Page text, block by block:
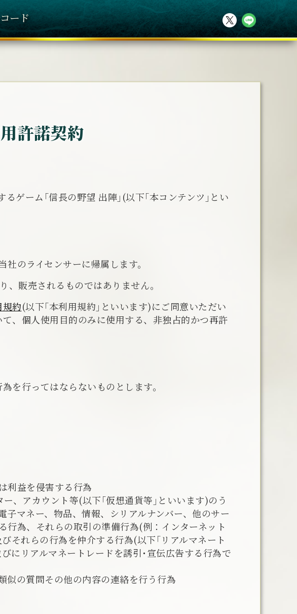
ード
許諾契約
ゲーム｢信長の野望 出陣｣(以下｢本コンテンツ｣とい
のライセンサーに帰属します。
販売されるものではありません。
約(以下｢本利用規約｣といいます)にご同意いただい
、個人使用目的のみに使用する、非独占的かつ再許
を行ってはならないものとします。
利益を侵害する行為
、アカウント等(以下｢仮想通貨等｣といいます)のう
マネー、物品、情報、シリアルナンバー、他のサー
為、それらの取引の準備行為(例：インターネット
それらの行為を仲介する行為(以下｢リアルマネート
にリアルマネートレードを誘引･宣伝広告する行為で
似の質問その他の内容の連絡を行う行為